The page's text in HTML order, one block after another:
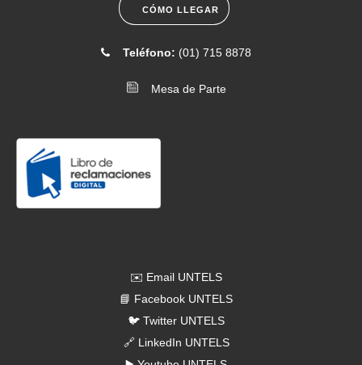
CÓMO LLEGAR
Teléfono: (01) 715 8878
Mesa de Parte
✉️ Email UNTELS
📘 Facebook UNTELS
🐦 Twitter UNTELS
🔗 LinkedIn UNTELS